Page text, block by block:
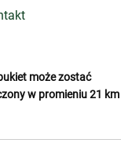
może zostać
w promieniu 21 km
& Collect